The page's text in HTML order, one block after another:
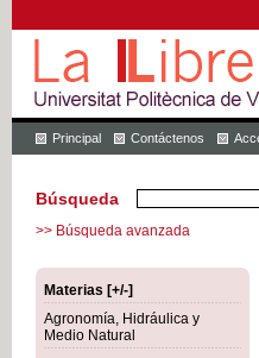
Principal Contáctenos
Búsqueda
>> Búsqueda avanzada
Materias [+/-]
Agronomía, Hidráulica y
Medio Natural